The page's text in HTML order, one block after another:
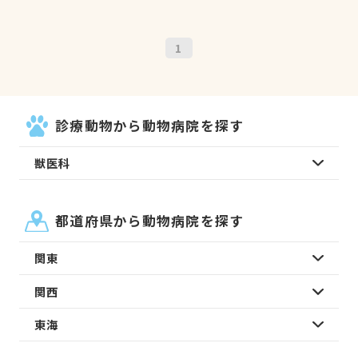
1
診療動物から動物病院を探す
獣医科
都道府県から動物病院を探す
関東
関西
東海